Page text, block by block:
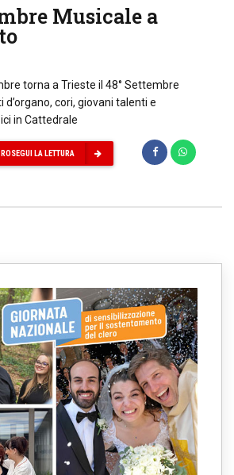
Musicale a
torna a Trieste il 48° Settembre
d’organo, cori, giovani talenti e
in Cattedrale
LA LETTURA